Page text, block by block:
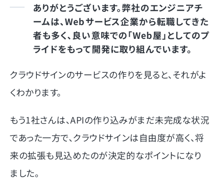
ありがとうございます。弊社のエンジニアチ
ームは、Webサービス企業から転職してきた
者も多く、良い意味での「Web屋」としてのプ
ライドをもって開発に取り組んでいます。
クラウドサインのサービスの作りを見ると、それがよ
くわかります。
もう1社さんは、APIの作り込みがまだ未完成な状況
であった一方で、クラウドサインは自由度が高く、将
来の拡張も見込めたのが決定的なポイントになり
ました。